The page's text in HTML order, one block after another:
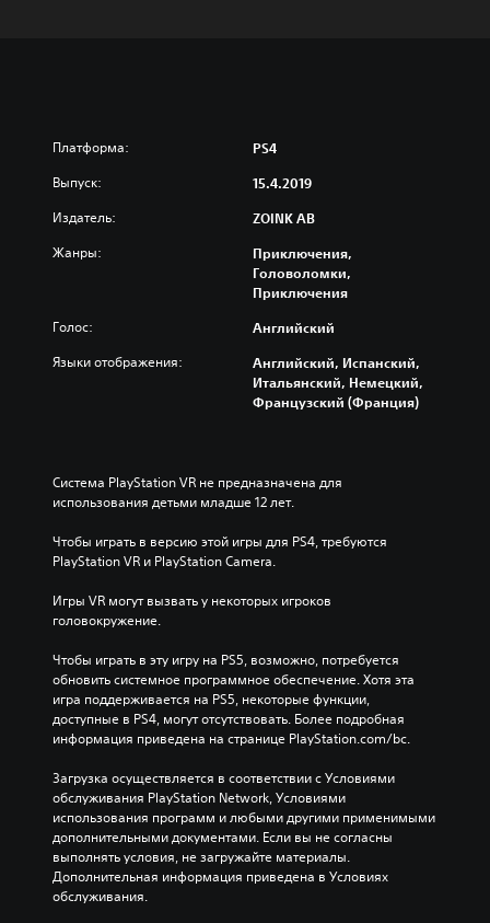
Платформа: PS4
Выпуск: 15.4.2019
Издатель: ZOINK AB
Жанры:
Приключения,
Головоломки,
Приключения
Голос: Английский
Языки отображения:
Английский, Испанский,
Итальянский, Немецкий,
Французский (Франция)
Система PlayStation VR не предназначена для
использования детьми младше 12 лет.
Чтобы играть в версию этой игры для PS4, требуются
PlayStation VR и PlayStation Camera.
Игры VR могут вызвать у некоторых игроков
головокружение.
Чтобы играть в эту игру на PS5, возможно, потребуется
обновить системное программное обеспечение. Хотя эта
игра поддерживается на PS5, некоторые функции,
доступные в PS4, могут отсутствовать. Более подробная
информация приведена на странице PlayStation.com/bc.
Загрузка осуществляется в соответствии с Условиями
обслуживания PlayStation Network, Условиями
использования программ и любыми другими применимыми
дополнительными документами. Если вы не согласны
выполнять условия, не загружайте материалы.
Дополнительная информация приведена в Условиях
обслуживания.